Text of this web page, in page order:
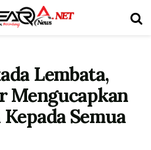
Lembata,
Mengucapkan
Semua